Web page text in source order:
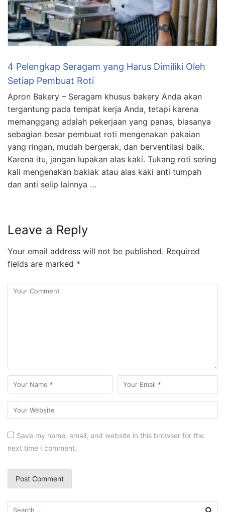
4 Pelengkap Seragam yang Harus Dimiliki Oleh
Setiap Pembuat Roti
Apron Bakery – Seragam khusus bakery Anda akan
tergantung pada tempat kerja Anda, tetapi karena
memanggang adalah pekerjaan yang panas, biasanya
sebagian besar pembuat roti mengenakan pakaian
yang ringan, mudah bergerak, dan berventilasi baik.
Karena itu, jangan lupakan alas kaki. Tukang roti sering
kali mengenakan bakiak atau alas kaki anti tumpah
dan anti selip lainnya …
Leave a Reply
Your email address will not be published. Required
fields are marked *
Save my name, email, and website in this browser for the
next time I comment.